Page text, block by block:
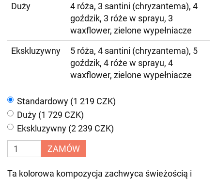
Duży
4 róża, 3 santini (chryzantema), 4
goździk, 3 róże w sprayu, 3
waxflower, zielone wypełniacze
Ekskluzywny
5 róża, 4 santini (chryzantema), 5
goździk, 4 róże w sprayu, 4
waxflower, zielone wypełniacze
Standardowy (1 219 CZK)
Duży (1 729 CZK)
Ekskluzywny (2 239 CZK)
ZAMÓW
Ta kolorowa kompozycja zachwyca świeżością i